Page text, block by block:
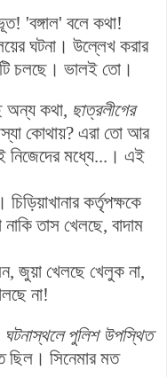
'বঙ্গাল' বলে কথা!
ঘটনা। উল্লেখ করার
চলছে। ভালই তো।
অন্য কথা, ছাত্রলীগের
কোথায়? এরা তো আর
নিজেদের মধ্যে...। এই
কর্তৃপক্ষকে
তাস খেলছে, বাদাম
জুয়া খেলছে খেলুক না,
না!
ঘটনাস্থলে পুলিশ উপস্থিত
সিনেমার মত